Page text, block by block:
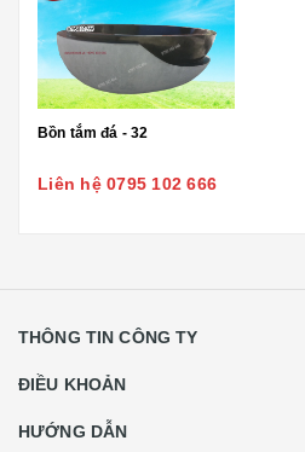
Bồn tắm đá - 32
Liên hệ 0795 102 666
THÔNG TIN CÔNG TY
ĐIỀU KHOẢN
HƯỚNG DẪN